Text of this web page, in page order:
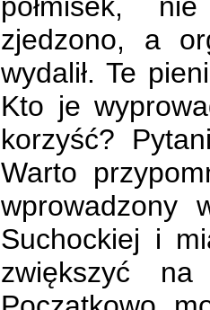
zjedzono, a
wydalił. Te
Kto je
korzyść?
Warto
wprowadzony
Suchockiej i
zwiększyć na